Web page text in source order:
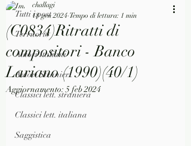
Tutti i post
Territorio
Autori Italiani
Autori Stranieri
Classici lett. straniera
Classici lett. italiana
Saggistica
(C0834)Ritratti di
compositori - Banco
Lariano (1990)(40/1)
challagi
18 gen 2024 Tempo di lettura: 1 min
Aggiornamento:5 feb 2024